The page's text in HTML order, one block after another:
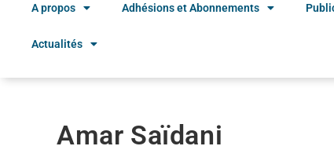
A propos Adhésions et Abonnements
Actualités
Amar Saïdani